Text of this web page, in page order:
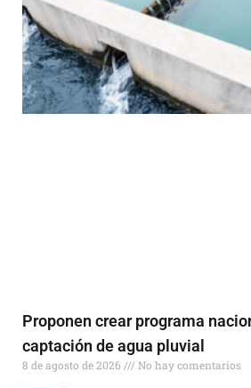
Proponen crear programa
captación de agua pluvial
8 de agosto de 2026 No hay comentarios